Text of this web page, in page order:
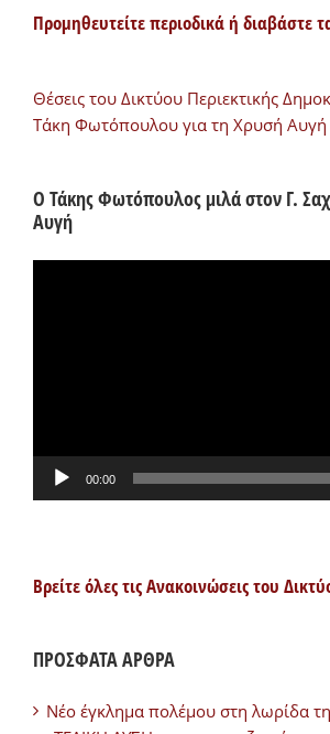
Προμηθευτείτε περιοδικά ή διαβάστε
Θέσεις του Δικτύου Περιεκτικής
Τάκη Φωτόπουλου για τη Χρυσή Αυγή
Ο Τάκης Φωτόπουλος μιλά στον Γ.
Αυγή
00:00
Βρείτε όλες τις Ανακοινώσεις του
ΠΡΟΣΦΑΤΑ ΑΡΘΡΑ
Νέο έγκλημα πολέμου στη λωρίδα